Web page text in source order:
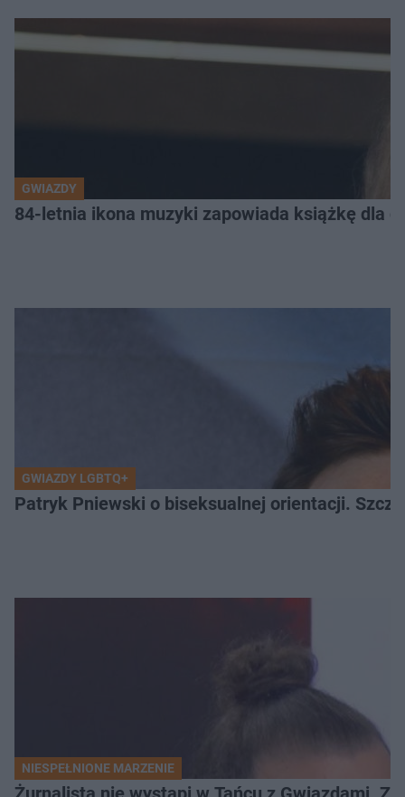
GWIAZDY
84-letnia ikona muzyki zapowiada książkę dla
GWIAZDY LGBTQ+
Patryk Pniewski o biseksualnej orientacji.
NIESPEŁNIONE MARZENIE